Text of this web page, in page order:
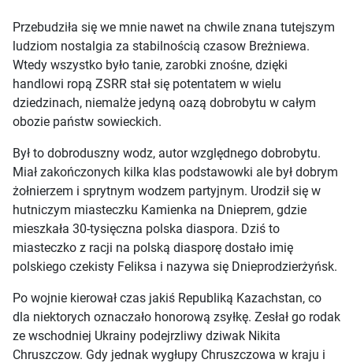
Przebudziła się we mnie nawet na chwile znana tutejszym
ludziom nostalgia za stabilnością czasow Breżniewa.
Wtedy wszystko było tanie, zarobki znośne, dzięki
handlowi ropą ZSRR stał się potentatem w wielu
dziedzinach, niemalże jedyną oazą dobrobytu w całym
obozie państw sowieckich.
Był to dobroduszny wodz, autor względnego dobrobytu.
Miał zakończonych kilka klas podstawowki ale był dobrym
żołnierzem i sprytnym wodzem partyjnym. Urodził się w
hutniczym miasteczku Kamienka na Dnieprem, gdzie
mieszkała 30-tysięczna polska diaspora. Dziś to
miasteczko z racji na polską diasporę dostało imię
polskiego czekisty Feliksa i nazywa się Dnieprodzierżyńsk.
Po wojnie kierował czas jakiś Republiką Kazachstan, co
dla niektorych oznaczało honorową zsyłkę. Zesłał go rodak
ze wschodniej Ukrainy podejrzliwy dziwak Nikita
Chruszczow. Gdy jednak wygłupy Chruszczowa w kraju i